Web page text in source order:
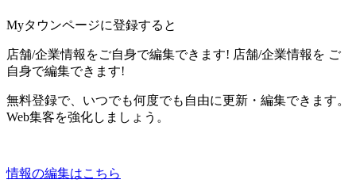
Myタウンページに登録すると
店舗/企業情報をご自身で編集できます! 店舗/企業情報を ご
自身で編集できます!
無料登録で、いつでも何度でも自由に更新・編集できます。
Web集客を強化しましょう。
情報の編集はこちら